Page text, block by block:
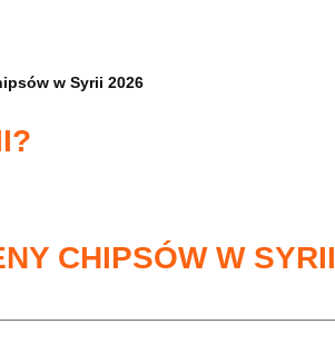
w Syrii 2026
CHIPSÓW W SYRII